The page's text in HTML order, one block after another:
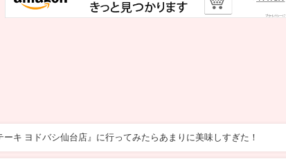
キ ヨドバシ仙台店』に行ってみたらあまりに美味しすぎた！